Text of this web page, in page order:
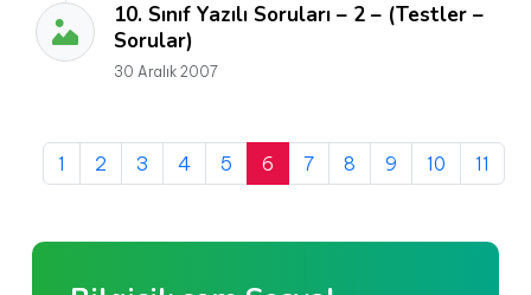
10. Sınıf Yazılı Soruları – 2 – (Testler –
Sorular)
30 Aralık 2007
1 2 3 4 5 6 7 8 9 10 11